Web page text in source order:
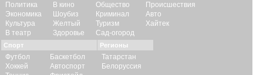
Политика
Экономика
Культура
В театр
В кино
Шоубиз
Желтый
Здоровье
Общество
Криминал
Туризм
Сад-огород
Происшествия
Авто
Хайтек
Спорт
Футбол
Хоккей
Баскетбол
Автоспорт
Регионы
Татарстан
Белоруссия